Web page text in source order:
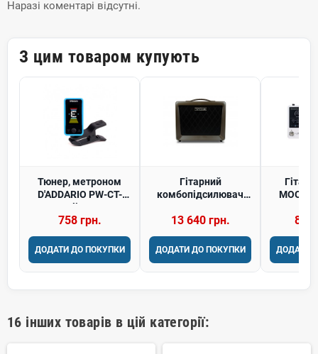
Наразі коментарі відсутні.
З цим товаром купують
Тюнер, метроном
D'ADDARIO PW-CT-
17BU Eclipse Tuner
758 грн.
ДОДАТИ ДО ПОКУПКИ
Гітарний
комбопідсилювач
13 640 грн.
ДОДАТИ ДО ПОКУПКИ
MOOER
8
ДОДАТИ
16 інших товарів в цій категорії: